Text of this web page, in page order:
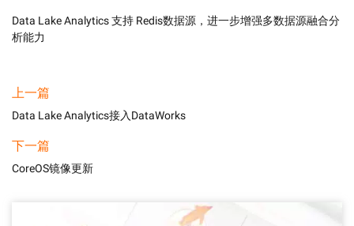
Data Lake Analytics 支持 Redis数据源，进一步增强多数据源融合分
析能力
上一篇
Data Lake Analytics接入DataWorks
下一篇
CoreOS镜像更新